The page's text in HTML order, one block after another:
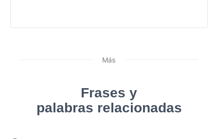
Más
Frases y
palabras relacionadas